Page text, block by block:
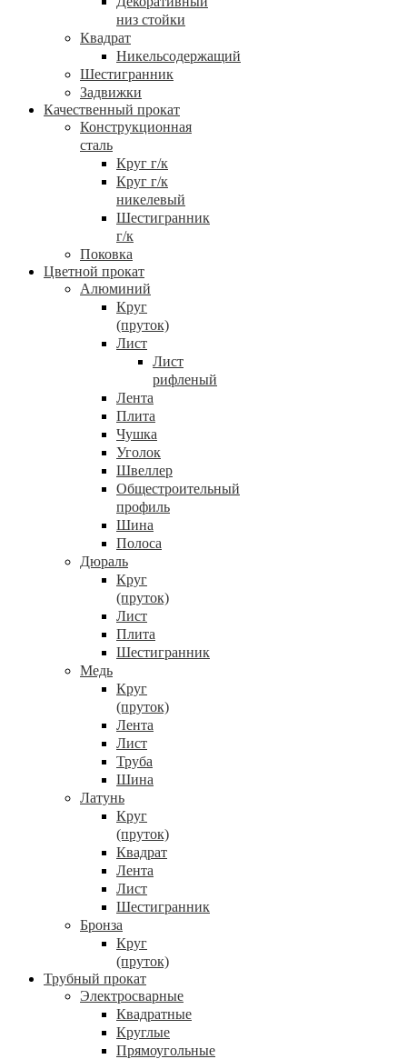
низ стойки
Квадрат
Никельсодержащий
Шестигранник
Задвижки
Качественный прокат
Конструкционная
сталь
Круг г/к
Круг г/к
никелевый
Шестигранник
г/к
Поковка
Цветной прокат
Алюминий
Круг
(пруток)
Лист
Лист
рифленый
Лента
Плита
Чушка
Уголок
Швеллер
Общестроительный
профиль
Шина
Полоса
Дюраль
Круг
(пруток)
Лист
Плита
Шестигранник
Медь
Круг
(пруток)
Лента
Лист
Труба
Шина
Латунь
Круг
(пруток)
Квадрат
Лента
Лист
Шестигранник
Бронза
Круг
(пруток)
Трубный прокат
Электросварные
Квадратные
Круглые
Прямоугольные